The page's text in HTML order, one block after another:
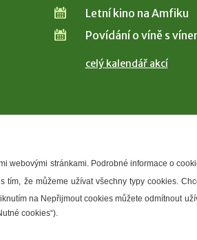
Letní kino na Amfiku
Povídání o víně s
celý kalendář akcí
webovými stránkami. Podrobné informace o
tím, že můžeme užívat všechny typy cookies.
na Nepřijmout cookies můžete odmítnout
cookies“).